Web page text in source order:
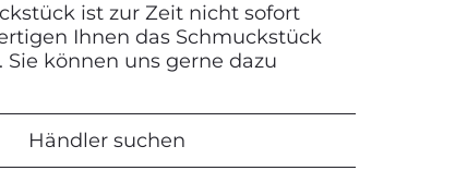
ist zur Zeit nicht sofort
Ihnen das Schmuckstück
Sie können uns gerne dazu
Händler suchen